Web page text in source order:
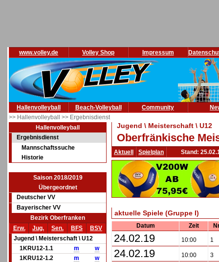
www.volley.de Volley Shop Impressum
Hallenvolleyball Beach-Volleyball Community
>> Hallenvolleyball >> Ergebnisdienst
Hallenvolleyball
Ergebnisdienst
Mannschaftssuche
Historie
Saison 2018/2019
Übergeordnet
Deutscher VV
Bayerischer VV
Bezirk Oberfranken
Erw.
Jug. Sen. BFS
BSV
Jugend \ Meisterschaft \ U12
1KRU12-1.1
m
w
1KRU12-1.2
m
w
Jugend \ Meisterschaft \ U12
Oberfränkische
Aktuell Spielplan Stand:
aktuelle Spiele (Gruppe I)
Datum Zeit
24.02.19 10:00 1
24.02.19 10:00 3